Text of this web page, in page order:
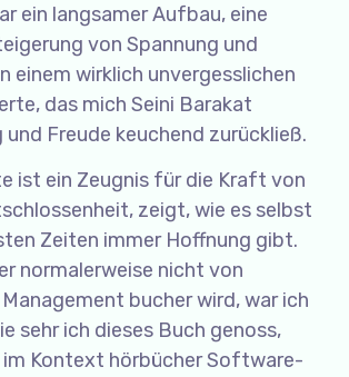
ein langsamer Aufbau, eine
von Spannung und
einem wirklich unvergesslichen
das mich Seini Barakat
und Freude keuchend zurückließ.
ist ein Zeugnis für die Kraft von
zeigt, wie es selbst
Zeiten immer Hoffnung gibt.
normalerweise nicht von
bucher wird, war ich
sehr ich dieses Buch genoss,
im Kontext hörbücher Software-